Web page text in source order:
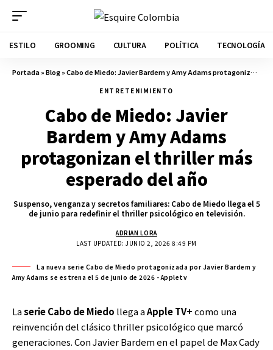
ESTILO GROOMING CULTURA POLÍTICA TECNOLOGÍA
Portada»Blog»Cabo de Miedo: Javier Bardem y Amy Adams protagonizan el thriller más esperado del año
ENTRETENIMIENTO
Cabo de Miedo: Javier
Bardem y Amy Adams
protagonizan el thriller más
esperado del año
Suspenso, venganza y secretos familiares: Cabo de Miedo llega el 5
de junio para redefinir el thriller psicológico en televisión.
LAST UPDATED: JUNIO 2, 2026 8:49 PM
ADRIAN LORA
La nueva serie Cabo de Miedo protagonizada por Javier Bardem y
Amy Adams se estrena el 5 de junio de 2026 - Appletv
Laserie Cabo de Miedo llega aApple TV+como una
reinvención del clásico thriller psicológico que marcó
generaciones. Con Javier Bardem en el papel de Max Cady